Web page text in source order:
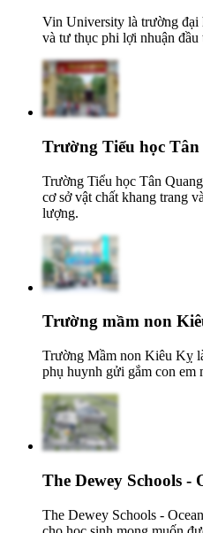
Vin University là trường đại
và tư thục phi lợi nhuận
Trường Tiểu học Tân
Trường Tiểu học Tân
cơ sở vật chất khang trang
lượng.
Trường mầm non
Trường Mầm non Kiêu Kỵ
phụ huynh gửi gắm con em
The Dewey Schools -
The Dewey Schools -